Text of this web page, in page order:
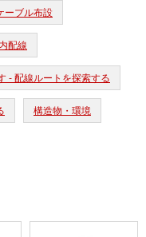
ーブル布設
配線
- 配線ルートを探索する
構造物・環境